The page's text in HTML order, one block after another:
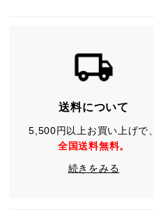
送料について
5,500円以上お買い上げで、
全国送料無料。
続きをみる